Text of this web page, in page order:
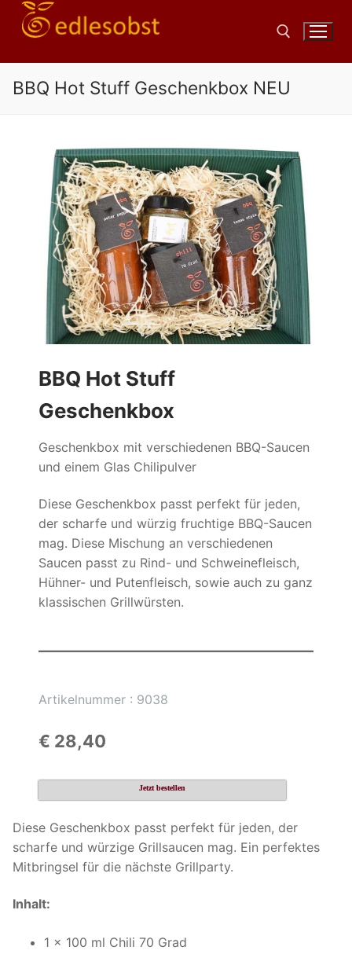
Zum
Inhalt
Suchen nach:
BBQ Hot Stuff Geschenkbox NEU
BBQ Hot Stuff
Geschenkbox
Geschenkbox mit verschiedenen BBQ-Saucen
und einem Glas Chilipulver
Diese Geschenkbox passt perfekt für jeden,
der scharfe und würzig fruchtige BBQ-Saucen
mag. Diese Mischung an verschiedenen
Saucen passt zu Rind- und Schweinefleisch,
Hühner- und Putenfleisch, sowie auch zu ganz
klassischen Grillwürsten.
Artikelnummer : 9038
€ 28,40
Jetzt bestellen
Diese Geschenkbox passt perfekt für jeden, der
scharfe und würzige Grillsaucen mag. Ein perfektes
Mitbringsel für die nächste Grillparty.
Inhalt:
1 x 100 ml Chili 70 Grad